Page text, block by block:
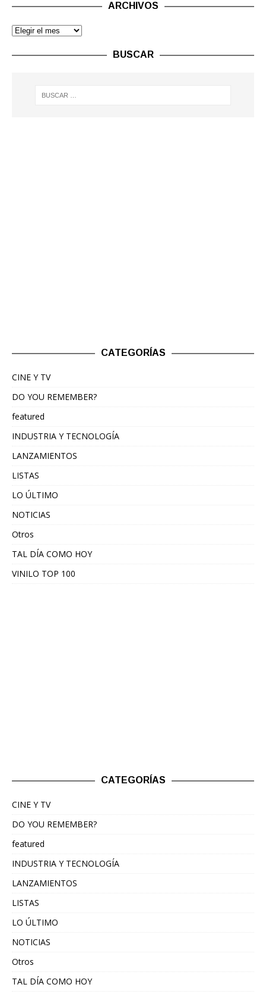
ARCHIVOS
BUSCAR
CATEGORÍAS
CINE Y TV
DO YOU REMEMBER?
featured
INDUSTRIA Y TECNOLOGÍA
LANZAMIENTOS
LISTAS
LO ÚLTIMO
NOTICIAS
Otros
TAL DÍA COMO HOY
VINILO TOP 100
CATEGORÍAS
CINE Y TV
DO YOU REMEMBER?
featured
INDUSTRIA Y TECNOLOGÍA
LANZAMIENTOS
LISTAS
LO ÚLTIMO
NOTICIAS
Otros
TAL DÍA COMO HOY